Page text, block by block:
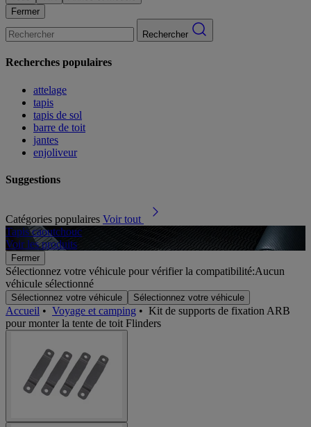
Fermer
Rechercher
Recherches populaires
attelage
tapis
tapis de sol
barre de toit
jantes
enjoliveur
Suggestions
Catégories populaires Voir tout
Tapis caoutchouc
Voir les produits
Fermer
Sélectionnez votre véhicule pour vérifier la compatibilité:Aucun
véhicule sélectionné
Sélectionnez votre véhicule Sélectionnez votre véhicule
Accueil • Voyage et camping • Kit de supports de fixation ARB
pour monter la tente de toit Flinders